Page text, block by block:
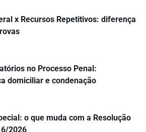
x Recursos Repetitivos: diferença
no Processo Penal:
domiciliar e condenação
o que muda com a Resolução
2026